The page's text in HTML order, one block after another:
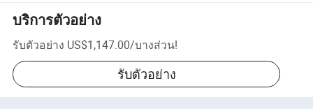
บริการตัวอย่าง
รับตัวอย่าง US$1,147.00/บางส่วน!
รับตัวอย่าง